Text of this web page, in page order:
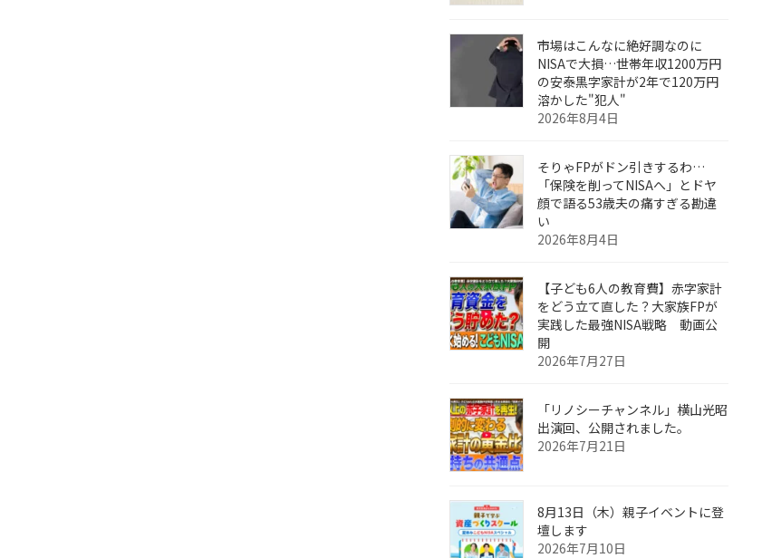
市場はこんなに絶好調なのに
NISAで大損…世帯年収1200万円
の安泰黒字家計が2年で120万円
溶かした"犯人"
2026年8月4日
そりゃFPがドン引きするわ…
「保険を削ってNISAへ」とドヤ
顔で語る53歳夫の痛すぎる勘違
い
2026年8月4日
【子ども6人の教育費】赤字家計
をどう立て直した？大家族FPが
実践した最強NISA戦略 動画公
開
2026年7月27日
「リノシーチャンネル」横山光昭
出演回、公開されました。
2026年7月21日
8月13日（木）親子イベントに登
壇します
2026年7月10日